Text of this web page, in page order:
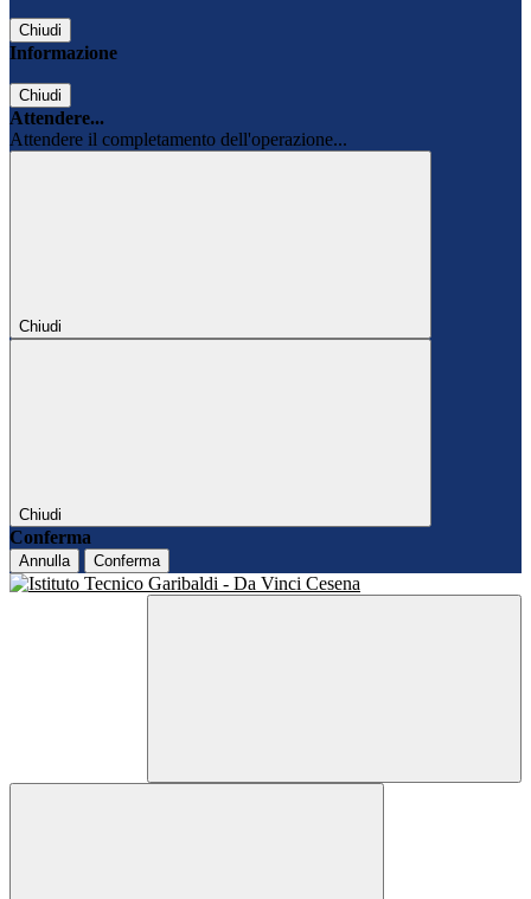
Chiudi
Informazione
Chiudi
Attendere...
Attendere il completamento dell'operazione...
Chiudi
Chiudi
Conferma
Annulla Conferma